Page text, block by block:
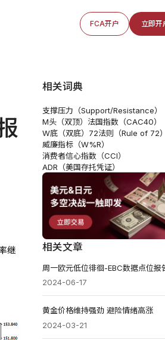
FCA开户 立即开
继
相关词典
支撑压力（Support/Resistance）
M头（双顶） 法国指数（CAC40）
W底（双底） 72法则（Rule of 72）
威廉指标（W%R）
消费者信心指数（CCI）
ADR（美国存托凭证）
相关文章
周一欧元低位徘徊-EBC数据点位报
2024-06-17
黄金价格维持强劲 避险情绪高涨
2024-03-21